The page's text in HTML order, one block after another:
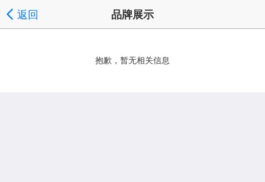
返回 品牌展示
抱歉，暂无相关信息